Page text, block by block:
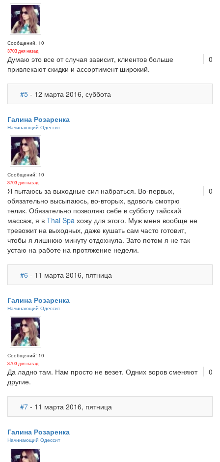
Сообщений: 10
3703 дня назад
0
Думаю это все от случая зависит, клиентов больше
привлекают скидки и ассортимент широкий.
#5 - 12 марта 2016, суббота
Галина Розаренка
Начинающий Одессит
Сообщений: 10
3703 дня назад
0
Я пытаюсь за выходные сил набраться. Во-первых,
обязательно высыпаюсь, во-вторых, вдоволь смотрю
телик. Обязательно позволяю себе в субботу тайский
массаж, я в Thai Spa хожу для этого. Муж меня вообще не
тревожит на выходных, даже кушать сам часто готовит,
чтобы я лишнюю минуту отдохнула. Зато потом я не так
устаю на работе на протяжение недели.
#6 - 11 марта 2016, пятница
Галина Розаренка
Начинающий Одессит
Сообщений: 10
3703 дня назад
0
Да ладно там. Нам просто не везет. Одних воров сменяют
другие.
#7 - 11 марта 2016, пятница
Галина Розаренка
Начинающий Одессит